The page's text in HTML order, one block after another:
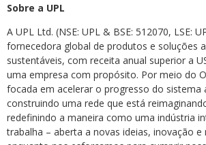
Sobre a UPL
A UPL Ltd. (NSE: UPL & BSE: 512070, LSE:
fornecedora global de produtos e soluções
sustentáveis, com receita anual superior a
uma empresa com propósito. Por meio do
focada em acelerar o progresso do sistema
construindo uma rede que está
redefinindo a maneira como uma indústria
trabalha – aberta a novas ideias, inovação e